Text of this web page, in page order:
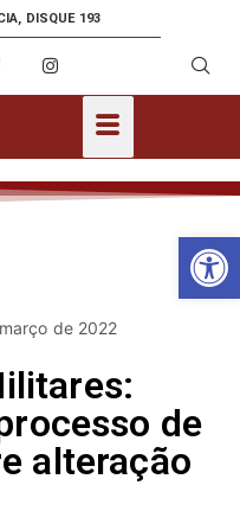
DISQUE 193
de 2022
de
alteração